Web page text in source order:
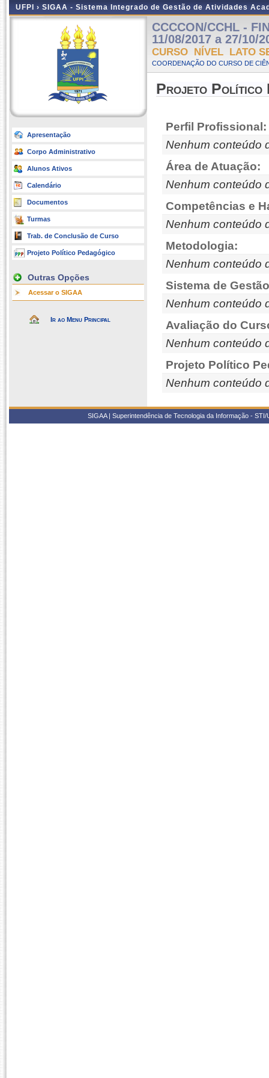
UFPI › SIGAA - Sistema Integrado de Gestão de Atividades
Apresentação
Corpo Administrativo
Alunos Ativos
Calendário
Documentos
Turmas
Trab. de Conclusão de Curso
Projeto Político Pedagógico
Outras Opções
Acessar o SIGAA
Ir ao Menu Principal
CCCCON/CCHL -
11/08/2017 a 27/10/
CURSO NÍVEL LATO
COORDENAÇÃO DO CURSO DE
Projeto Político
Perfil Profissional:
Nenhum conteúdo
Área de Atuação:
Nenhum conteúdo
Competências e
Nenhum conteúdo
Metodologia:
Nenhum conteúdo
Sistema de
Nenhum conteúdo
Avaliação do
Nenhum conteúdo
Projeto Político
Nenhum conteúdo
SIGAA | Superintendência de Tecnologia da Informação -